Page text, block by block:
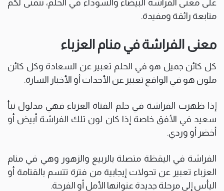
على معنى الفراشة البيضاء والسوداء في الحلم، نتمنى لكم
متابعة رائقة ومفيدة.
معنى الفراشة في منام العزباء
كل كائن جميل هو في الحلم تعبير عن السعادة وكل كائن
ملون هو في الواقع تعبير عن الأحداث أو الأخبار السارة.
إذا ظهرت الفراشة في حلم الفتاة العزباء فهي مدلول نبأ
سعيد في الأفق خاصة إذا كان لون تلك الفراشة أبيض أو
أخضر أو وردي.
الفراشة في اليقظة متصلة بالربيع والزهور وهي في منام
العزباء تعبير عن تحولات إيجابية من فترة تتسم بالقتامة أو
اليأس إلى مرحلة جديدة عنوانها الأمل أو الفرحة.